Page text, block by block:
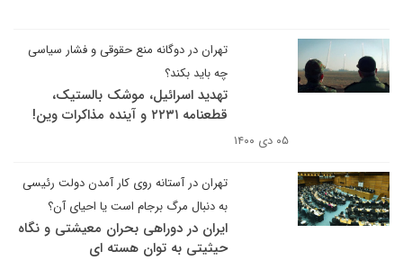
تهران در دوگانه منع حقوقی و فشار سیاسی
چه باید بکند؟
تهدید اسرائیل، موشک بالستیک،
قطعنامه ۲۲۳۱ و آینده مذاکرات وین!
۰۵ دی ۱۴۰۰
تهران در آستانه روی کار آمدن دولت رئیسی
به دنبال مرگ برجام است یا احیای آن؟
ایران در دوراهی بحران معیشتی و نگاه
حیثیتی به توان هسته ای